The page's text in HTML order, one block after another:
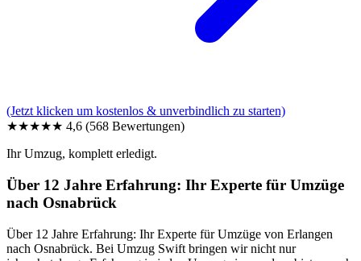
(Jetzt klicken um kostenlos & unverbindlich zu starten)
★★★★★ 4,6 (568 Bewertungen)
Ihr Umzug, komplett erledigt.
Über 12 Jahre Erfahrung: Ihr Experte für Umzüge
nach Osnabrück
Über 12 Jahre Erfahrung: Ihr Experte für Umzüge von Erlangen
nach Osnabrück. Bei Umzug Swift bringen wir nicht nur